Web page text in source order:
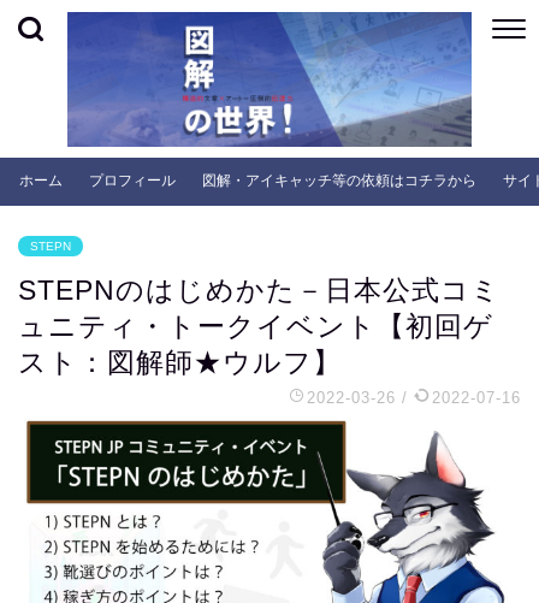
ホーム プロフィール 図解・アイキャッチ等の依頼はコチラから サイ
STEPN
STEPNのはじめかた－日本公式コミ
ュニティ・トークイベント【初回ゲ
スト：図解師★ウルフ】
2022-03-26 / 2022-07-16